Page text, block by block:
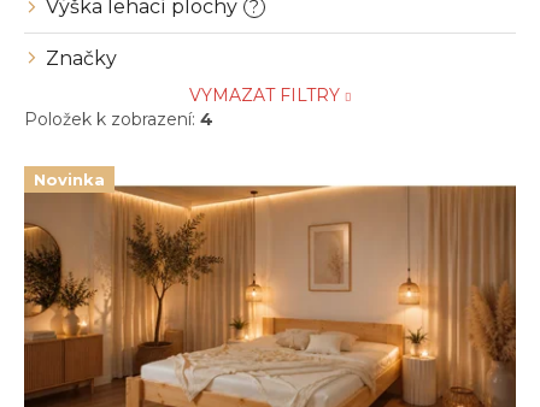
Značky
Výška lehací plochy ?
VYMAZAT FILTRY
Položek k zobrazení: 4
V
p
p
o
Novinka